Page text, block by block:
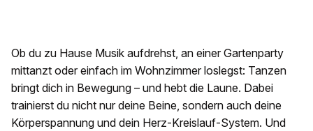
Ob du zu Hause Musik aufdrehst, an einer Gartenparty
mittanzt oder einfach im Wohnzimmer loslegst: Tanzen
bringt dich in Bewegung – und hebt die Laune. Dabei
trainierst du nicht nur deine Beine, sondern auch deine
Körperspannung und dein Herz-Kreislauf-System. Und